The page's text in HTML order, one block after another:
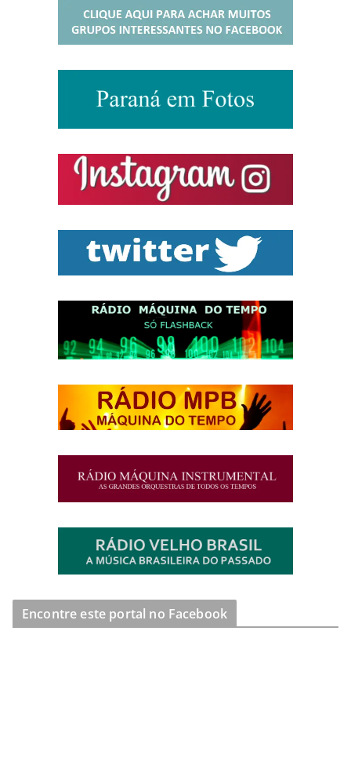
Encontre este portal no Facebook